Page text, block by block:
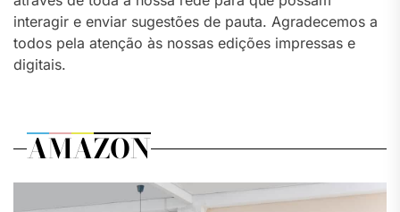
interagir e enviar sugestões de pauta. Agradecemos a
todos pela atenção às nossas edições impressas e
digitais.
AMAZON